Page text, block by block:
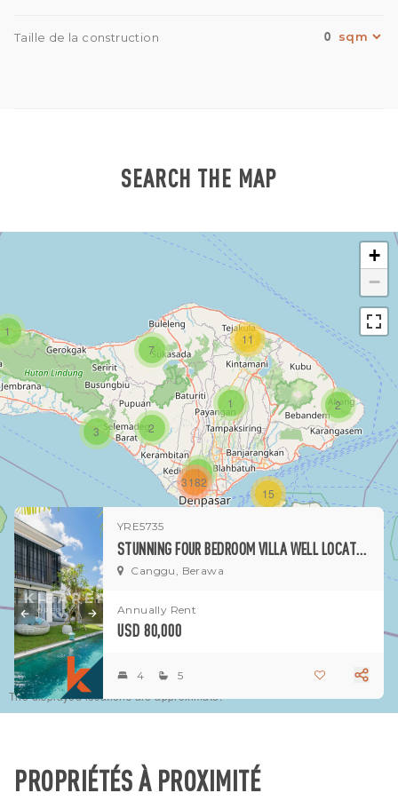
Taille de la construction 0
SEARCH THE MAP
1
1
1
3
7
2
15
11
3182
2
+
−
The displayed locations are approximate.
YRE5735
STUNNING FOUR BEDROOM VILLA WELL LOCATED IN CANGGU (AVAILABLE 18 OCT 2026)
Canggu, Berawa
Annually Rent
USD 80,000
4 5
PROPRIÉTÉS À PROXIMITÉ